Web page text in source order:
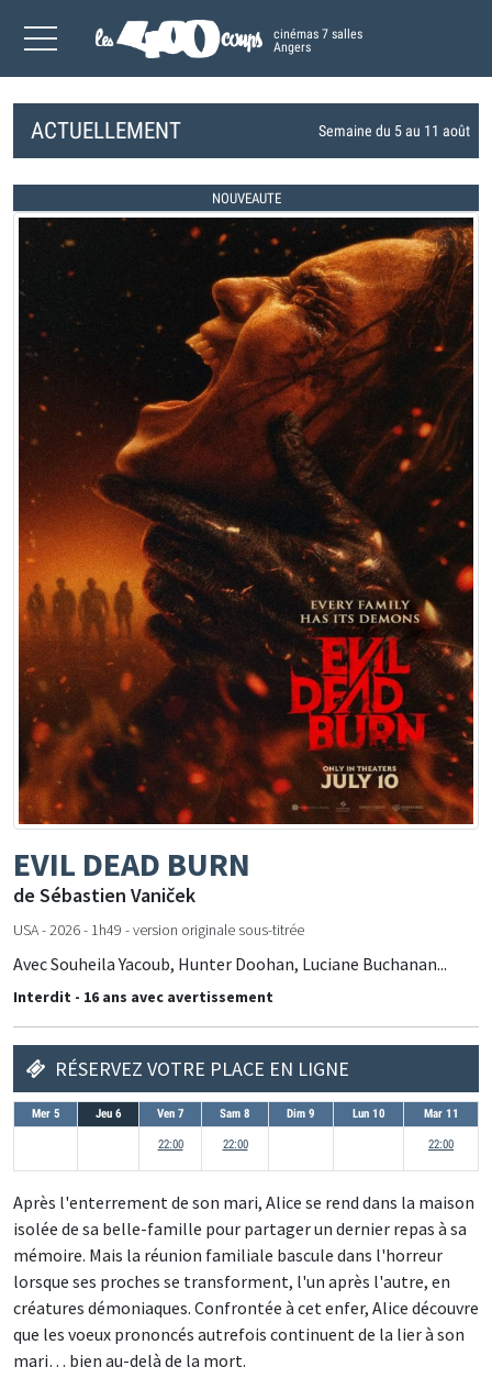
cinémas 7 salles
Angers
ACTUELLEMENT Semaine du 5 au 11 août
NOUVEAUTE
EVIL DEAD BURN
de Sébastien Vaniček
USA - 2026 - 1h49 - version originale sous-titrée
Avec Souheila Yacoub, Hunter Doohan, Luciane Buchanan...
Interdit - 16 ans avec avertissement
RÉSERVEZ VOTRE PLACE EN LIGNE
Mer 5 Jeu 6 Ven 7 Sam 8 Dim 9 Lun 10 Mar 11
22:00 22:00 22:00
Après l'enterrement de son mari, Alice se rend dans la maison
isolée de sa belle-famille pour partager un dernier repas à sa
mémoire. Mais la réunion familiale bascule dans l'horreur
lorsque ses proches se transforment, l'un après l'autre, en
créatures démoniaques. Confrontée à cet enfer, Alice découvre
que les voeux prononcés autrefois continuent de la lier à son
mari… bien au-delà de la mort.